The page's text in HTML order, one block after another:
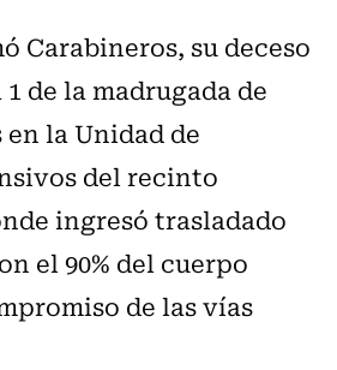
Carabineros, su deceso
de la madrugada de
la Unidad de
del recinto
ingresó trasladado
el 90% del cuerpo
de las vías